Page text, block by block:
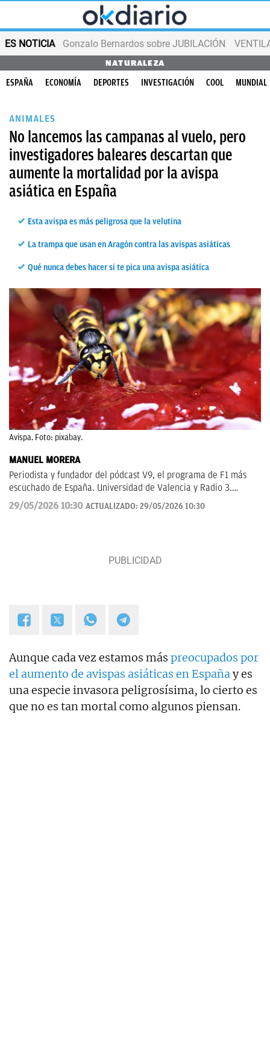
ES NOTICIA Gonzalo Bernardos sobre JUBILACIÓN
NATURALEZA
ESPAÑA ECONOMÍA DEPORTES INVESTIGACIÓN COOL MUNDIAL
ANIMALES
No lancemos las campanas al vuelo, pero
investigadores baleares descartan que
aumente la mortalidad por la avispa
asiática en España
Esta avispa es más peligrosa que la velutina
La trampa que usan en Aragón contra las avispas asiáticas
Qué nunca debes hacer si te pica una avispa asiática
Avispa. Foto: pixabay.
MANUEL MORERA
Periodista y fundador del pódcast V9, el programa de F1 más
escuchado de España. Universidad de Valencia y Radio 3.
Anteriormente en ElDesmarque, Levante TV y Las Provincias.
29/05/2026 10:30 ACTUALIZADO: 29/05/2026 10:30
Aunque cada vez estamos más preocupados por
el aumento de avispas asiáticas en Españay es
una especie invasora peligrosísima, lo cierto es
que no es tan mortal como algunos piensan.